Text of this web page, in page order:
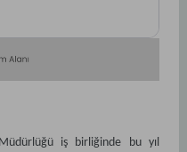
iş birliğinde bu yıl